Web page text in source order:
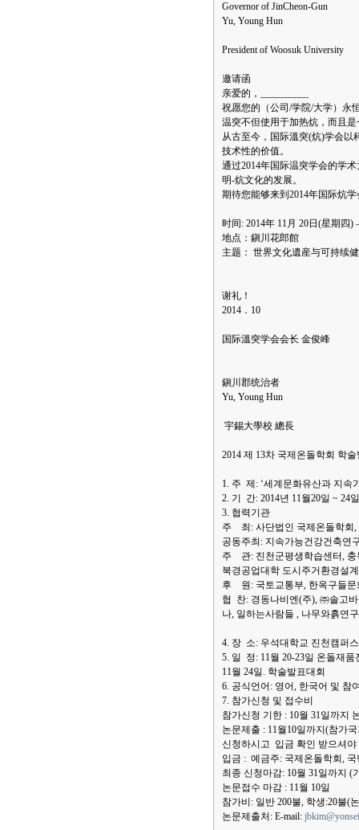
Governor of JinCheon-Gun
Yu, Young Hun
President of Woosuk University
邀请函
亲爱的，__________
祝愿您的（公司/学院/大学）永
温突不但使用于加热炕，而且
从古至今，国际溫突(炕)学会以
技术性的价值。
通过2014年国际温突学会的学
明-炕文化的发展。
期待您能够来到2014年国际炕学
时间: 2014年 11月 20日(星期四)
地点：鎭川花郎館
主题： 世界文化遺産与可持续
谢礼！
2014．10
国际溫突学会会长 金俊峰
鎭川郡统治者
Yu, Young Hun
宇錫大學校 總長
2014 제 13차 국제온돌학회 학
1. 주 제: ‘세계문화유산과 지속
2. 기 간: 2014년 11월20일 ~ 24일
3. 협력기관
주 최: 사단법인 국제온돌학회,
공동주최: 지속가능건강건축연
주 관: 진천군평생학습센터, 충
북경공업대학 도시주거환경설
후 원: 국토교통부, 한옥구들문
협 찬: 경동나비엔(주), ㈜솔고
나, 일하는사람들 , 나무와흙연
4. 장 소: 우석대학교 진천캠퍼
5. 일 정: 11월 20-23일 온돌재
11월 24일. 학술발표대회
6. 공식언어: 영어, 한국어 및 참
7. 참가신청 및 접수비
참가신청 기한 : 10월 31일까지
논문제출 : 11월10일까지(참가
신청하시고 입금 확인 받으셔야
입금 : 예금주: 국제온돌학회, 국
최종 신청마감: 10월 31일까지 (
논문접수 마감 : 11월 10일
참가비: 일반 200불, 학생:20불(
논문제출처: E-mail: